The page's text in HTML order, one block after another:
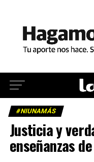
#NIUNAMÁS
Justicia y
enseñanzas